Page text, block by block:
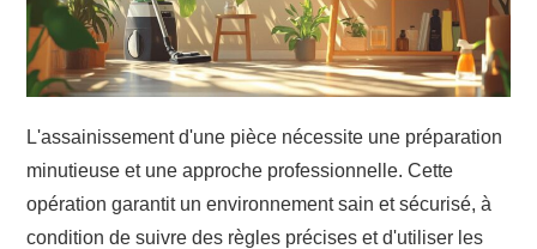
DÉMÉNAGEMENT
L'assainissement d'une pièce nécessite une préparation
minutieuse et une approche professionnelle. Cette
opération garantit un environnement sain et sécurisé, à
condition de suivre des règles précises et d'utiliser les